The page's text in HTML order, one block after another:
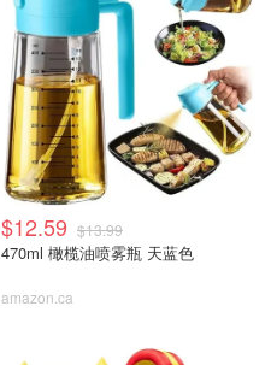
$12.59 $13.99
470ml 橄榄油喷雾瓶 天蓝色
amazon.ca